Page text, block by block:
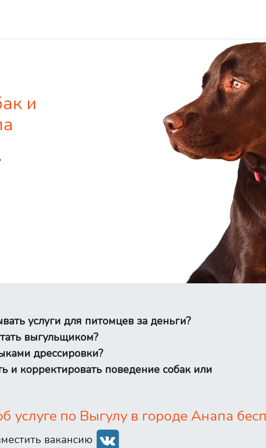
и
услуги для питомцев за деньги?
выгульщиком?
дрессировки?
и корректировать поведение собак или
по Выгулу в городе Анапа
вакансию